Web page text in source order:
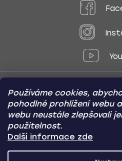
Používáme cookies,
pohodlné prohlížení webu
webu neustále zlepšovali
použitelnost.
Další informace zde
Způsoby
Online